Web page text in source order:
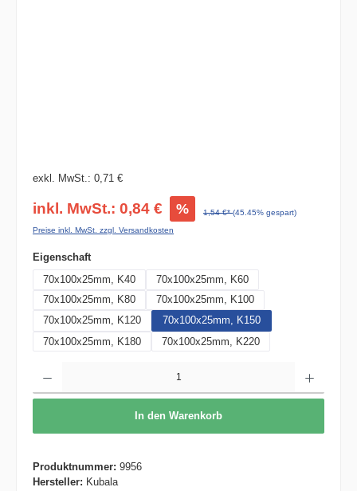
exkl. MwSt.: 0,71 €
inkl. MwSt.: 0,84 € % 1,54 €*(45.45% gespart)
Preise inkl. MwSt. zzgl. Versandkosten
Eigenschaftauswählen
70x100x25mm, K40
70x100x25mm, K60
70x100x25mm, K80
70x100x25mm, K100
70x100x25mm, K120
70x100x25mm, K150
70x100x25mm, K180
70x100x25mm, K220
In den Warenkorb
Produktnummer: 9956
Hersteller: Kubala